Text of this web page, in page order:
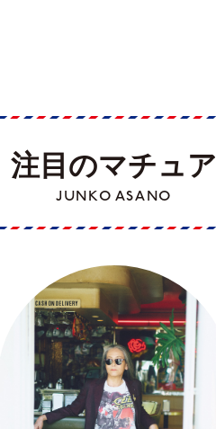
注目のマチュア
JUNKO ASANO